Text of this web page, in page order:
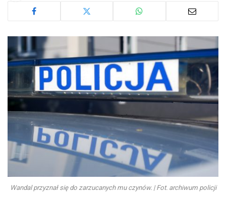
Wandal przyznał się do zarzucanych mu czynów. | Fot. archiwum policji